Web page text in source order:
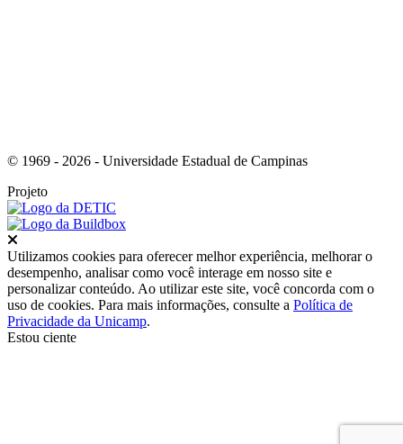
© 1969 - 2026 - Universidade Estadual de Campinas
Projeto
Utilizamos cookies para oferecer melhor experiência, melhorar o
desempenho, analisar como você interage em nosso site e
personalizar conteúdo. Ao utilizar este site, você concorda com o
uso de cookies. Para mais informações, consulte a Política de
Privacidade da Unicamp.
Estou ciente